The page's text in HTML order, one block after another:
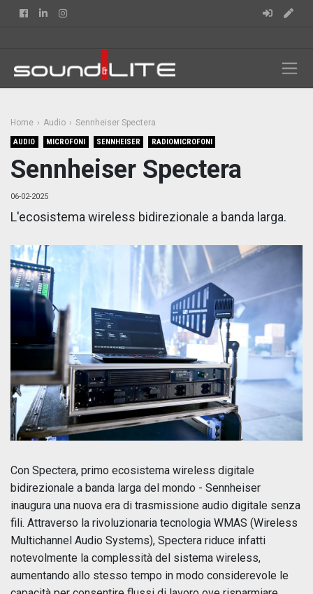
FacebookLinkedin
Home Audio Sennheiser Spectera
AUDIO MICROFONI SENNHEISER RADIOMICROFONI
Sennheiser Spectera
06-02-2025
L'ecosistema wireless bidirezionale a banda larga.
Con Spectera, primo ecosistema wireless digitale
bidirezionale a banda larga del mondo - Sennheiser
inaugura una nuova era di trasmissione audio digitale senza
fili. Attraverso la rivoluzionaria tecnologia WMAS (Wireless
Multichannel Audio Systems), Spectera riduce infatti
notevolmente la complessità del sistema wireless,
aumentando allo stesso tempo in modo considerevole le